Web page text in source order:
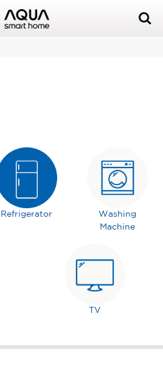
Refrigerator
Washing
Machine
TV